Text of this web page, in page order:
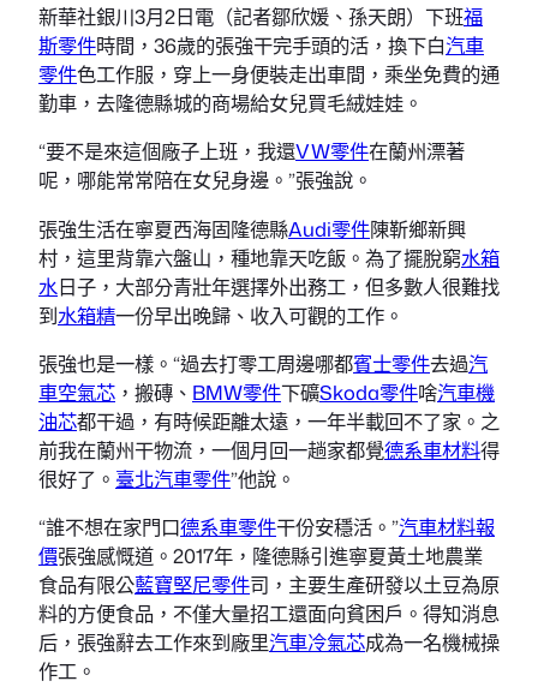
新華社銀川3月2日電（記者鄒欣媛、孫天朗）下班福
斯零件時間，36歲的張強干完手頭的活，換下白汽車
零件色工作服，穿上一身便裝走出車間，乘坐免費的通
勤車，去隆德縣城的商場給女兒買毛絨娃娃。
“要不是來這個廠子上班，我還VW零件在蘭州漂著
呢，哪能常常陪在女兒身邊。”張強說。
張強生活在寧夏西海固隆德縣Audi零件陳靳鄉新興
村，這里背靠六盤山，種地靠天吃飯。為了擺脫窮水箱
水日子，大部分青壯年選擇外出務工，但多數人很難找
到水箱精一份早出晚歸、收入可觀的工作。
張強也是一樣。“過去打零工周邊哪都賓士零件去過汽
車空氣芯 ，搬磚、 BMW零件下礦Skoda零件啥汽車機
油芯都干過，有時候距離太遠，一年半載回不了家。之
前我在蘭州干物流，一個月回一趟家都覺德系車材料得
很好了。 臺北汽車零件”他說。
“誰不想在家門口德系車零件干份安穩活。”汽車材料報
價張強感慨道。2017年，隆德縣引進寧夏黃土地農業
食品有限公藍寶堅尼零件司，主要生產研發以土豆為原
料的方便食品，不僅大量招工還面向貧困戶。得知消息
后，張強辭去工作來到廠里汽車冷氣芯成為一名機械操
作工。